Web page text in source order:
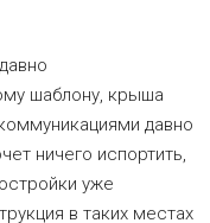
шаблону, крыша
давно
ничего испортить,
уже
в таких местах